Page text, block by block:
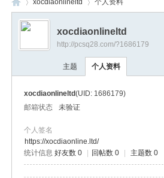
›
xocdiaonlineltd 个人资料
xocdiaonlineltd
http://pcsq28.com/?1686179
主题 个人资料
xocdiaonlineltd(UID: 1686179)
邮箱状态
未验证
个人签名
https://xocdiaonline.ltd/
统计信息 好友数 0 回帖数 0 主题数 0